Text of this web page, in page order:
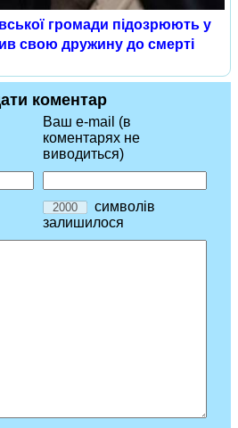
громади підозрюють у
свою дружину до смерті
коментар
Ваш e-mail (в
коментарях не
виводиться)
символів
залишилося